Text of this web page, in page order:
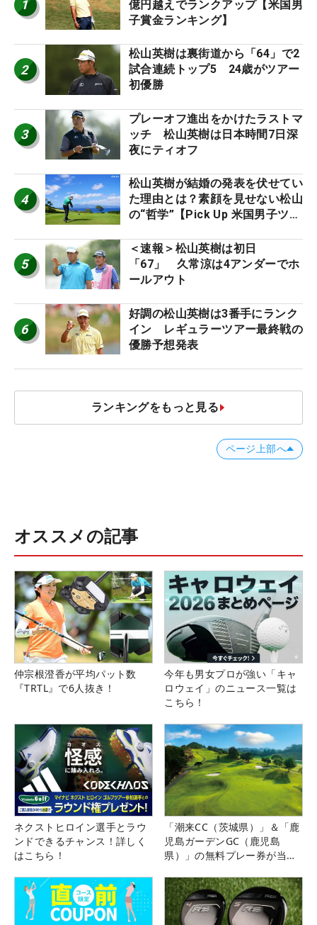
1
億円越えでランクアップ【米国男
子賞金ランキング】
2
松山英樹は裏街道から「64」で2
試合連続トップ5 24歳がツアー
初優勝
3
プレーオフ進出をかけたラストマ
ッチ 松山英樹は日本時間7日深
夜にティオフ
4
松山英樹が結婚の発表を伏せてい
た理由とは？素顔を見せない松山
の“哲学”【Pick Up 米国男子ツア
5
＜速報＞松山英樹は初日
「67」 久常涼は4アンダーでホ
ールアウト
6
好調の松山英樹は3番手にランク
イン レギュラーツアー最終戦の
優勝予想発表
ランキングをもっと見る
ページ上部へ
オススメの記事
仲宗根澄香が平均パット数
『TRTL』で6人抜き！
今年も男女プロが強い「キャ
ロウェイ」のニュース一覧は
こちら！
ネクストヒロイン選手とラウ
ンドできるチャンス！詳しく
はこちら！
「潮来CC（茨城県）」＆「鹿
児島ガーデンGC（鹿児島
県）」の無料プレー券が当た